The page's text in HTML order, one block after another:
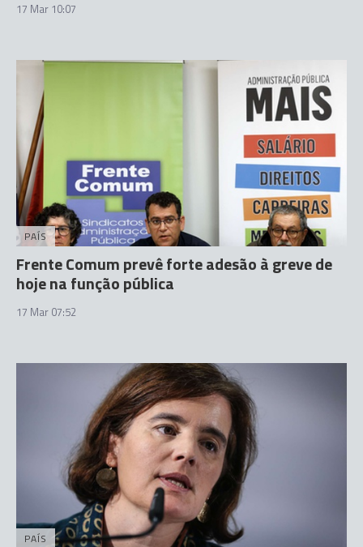
17 Mar 10:07
PAÍS
Frente Comum prevê forte adesão à greve de
hoje na função pública
17 Mar 07:52
PAÍS